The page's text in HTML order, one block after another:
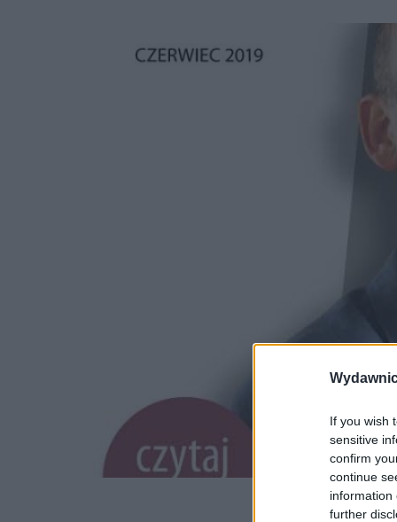
If you wish
sensitive
confirm
continue
information
further